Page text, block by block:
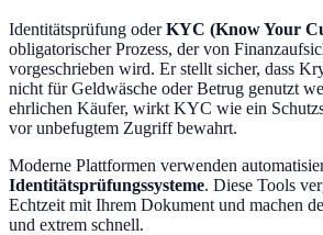
Identitätsprüfung oderKYC (Know Your
obligatorischer Prozess, der von
vorgeschrieben wird. Er stellt sicher, dass
nicht für Geldwäsche oder Betrug genutzt
ehrlichen Käufer, wirkt KYC wie ein
vor unbefugtem Zugriff bewahrt.
Moderne Plattformen verwenden
Identitätsprüfungssysteme. Diese Tools
Echtzeit mit Ihrem Dokument und machen
und extrem schnell.